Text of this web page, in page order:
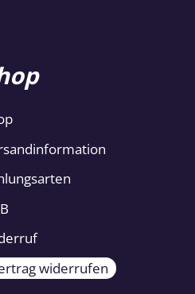
widerrufen